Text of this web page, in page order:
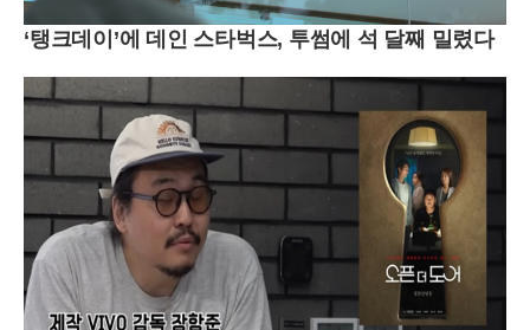
‘탱크데이’에 데인 스타벅스, 투썸에 석 달째 밀렸다